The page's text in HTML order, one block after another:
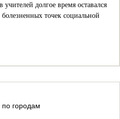
учителей долгое время оставался
точек социальной
по городам